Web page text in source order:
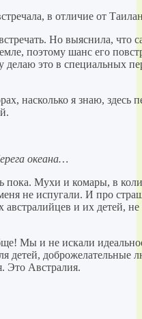
в отличие от
Но выяснила, что
поэтому шанс его
делаю это в специальных
насколько я знаю, здесь
океана…
Мухи и комары, в
не испугали. И про
австралийцев и их детей,
Мы и не искали
детей, доброжелательные
Это Австралия.